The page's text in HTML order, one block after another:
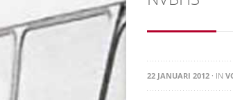
22 JANUARI 2012 · IN